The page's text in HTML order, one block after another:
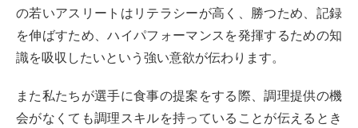
の若いアスリートはリテラシーが高く、勝つため、記録
を伸ばすため、ハイパフォーマンスを発揮するための知
識を吸収したいという強い意欲が伝わります。
また私たちが選手に食事の提案をする際、調理提供の機
会がなくても調理スキルを持っていることが伝えるとき